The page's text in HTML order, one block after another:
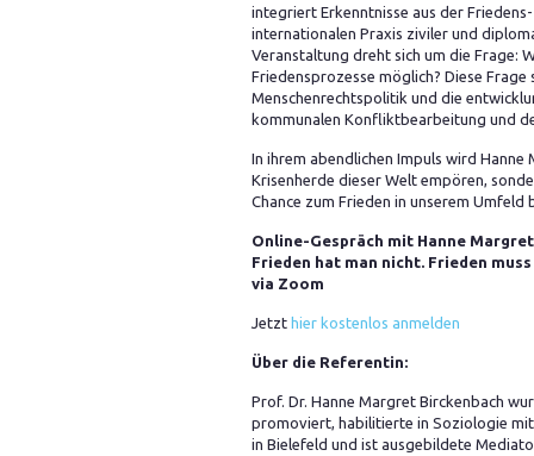
integriert Erkenntnisse aus der
internationalen Praxis ziviler und
Veranstaltung dreht sich um die Frage:
Friedensprozesse möglich? Diese
Menschenrechtspolitik und die
kommunalen Konfliktbearbeitung und
In ihrem abendlichen Impuls wird
Krisenherde dieser Welt empören,
Chance zum Frieden in unserem Umfeld
Online-Gespräch mit Hanne
Frieden hat man nicht. Frieden muss
via Zoom
Jetzt hier kostenlos anmelden
Über die Referentin:
Prof. Dr. Hanne Margret Birckenbach
promoviert, habilitierte in Soziologie
in Bielefeld und ist ausgebildete